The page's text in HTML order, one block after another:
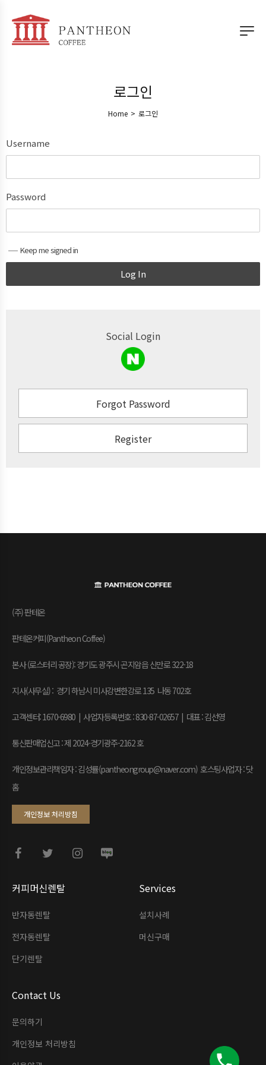
로그인
Home > 로그인
Username
Password
Keep me signed in
Log In
Social Login
Forgot Password
Register
커피머신렌탈
반자동렌탈
전자동렌탈
단기렌탈
Services
설치사례
머신구매
Contact Us
문의하기
개인정보 처리방침
(주) 판테온
판테온커피(Pantheon Coffee)
본사 (로스터리 공장): 경기도 광주시 곤지암읍 신만로 322-18
지사(사무실) : 경기 하남시 미사강변한강로 135 나동 702호
고객센터: 1670-6980 | 사업자등록번호 : 830-87-02657 | 대표 : 김선영
통신판매업신고 : 제 2024-경기광주-2162 호
개인정보관리책임자 : 김성률(pantheongroup@naver.com) 호스팅사업자 : 닷
홈
개인정보 처리방침